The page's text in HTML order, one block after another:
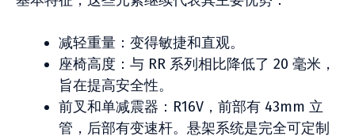
减轻重量：变得敏捷和直观。
座椅高度：与 RR 系列相比降低了 20 毫米，
旨在提高安全性。
前叉和单减震器：R16V，前部有 43mm 立
管，后部有变速杆。悬架系统是完全可定制